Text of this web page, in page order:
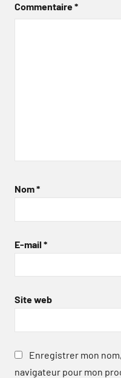
Commentaire*
Nom*
E-mail *
Site web
Enregistrer mon
navigateur pour mon